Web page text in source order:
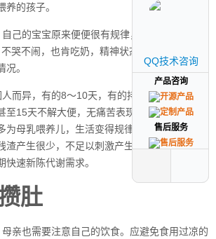
的孩子。
己的宝宝原来便便很有规律，忽然某天开始连
哭不闹，也肯吃奶，精神状态也挺好。但是就
。
而异，有的8～10天，有的持续半月到1个
至15天不解大便，无痛苦表现，仍排黄色软
为母乳喂养儿，生活变得规律，能充分消化、
渣产生很少，不足以刺激产生排便反射。攒肚
速新陈代谢需求。
肚
亲也需要注意自己的饮食。应避免食用过凉的
QQ技术咨询
产品咨询
售后服务
QQ技术咨询
产品咨询
售后服务